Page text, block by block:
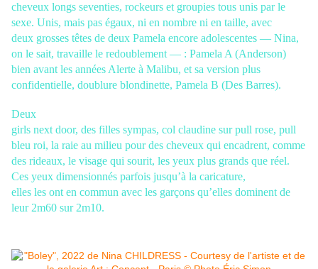
cheveux longs seventies, rockeurs et groupies tous unis par le
sexe. Unis, mais pas égaux, ni en nombre ni en taille, avec
deux grosses têtes de deux Pamela encore adolescentes — Nina,
on le sait, travaille le redoublement — : Pamela A (Anderson)
bien avant les années Alerte à Malibu, et sa version plus
confidentielle, doublure blondinette, Pamela B (Des Barres).
Deux
girls next door, des filles sympas, col claudine sur pull rose, pull
bleu roi, la raie au milieu pour des cheveux qui encadrent, comme
des rideaux, le visage qui sourit, les yeux plus grands que réel.
Ces yeux dimensionnés parfois jusqu’à la caricature,
elles les ont en commun avec les garçons qu’elles dominent de
leur 2m60 sur 2m10.